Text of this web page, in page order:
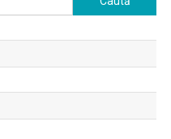
după: